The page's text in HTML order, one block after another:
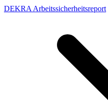
DEKRA Arbeitssicherheitsreport